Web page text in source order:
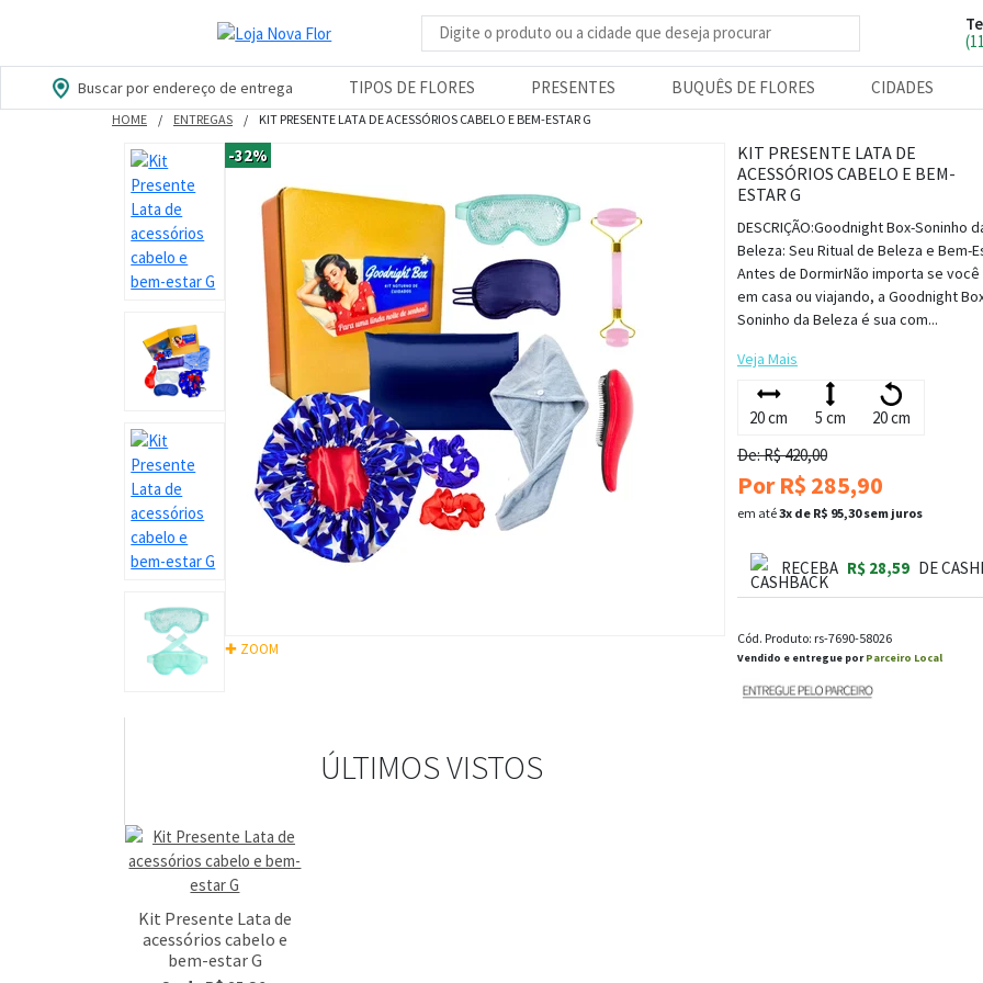
Busca de produtos
Buscar por endereço de entrega TIPOS DE FLORES PRESENTES BUQUÊS DE FLORES CIDADES
HOME ENTREGAS KIT PRESENTE LATA DE ACESSÓRIOS CABELO E BEM-ESTAR G
✚ ZOOM
-32%
KIT PRESENTE LATA DE
ACESSÓRIOS CABELO E BEM-
ESTAR G
DESCRIÇÃO:Goodnight Box-Soninho
Beleza: Seu Ritual de Beleza e Bem-
Antes de DormirNão importa se
em casa ou viajando, a Goodnight
Soninho da Beleza é sua com...
Veja Mais
20 cm 5 cm
20 cm
De: R$ 420,00
Por R$ 285,90
em até3x de R$ 95,30 sem juros
RECEBA R$ 28,59 DE
Cód. Produto: rs-7690-58026
Vendido e entregue porParceiro Local
ÚLTIMOS VISTOS
Kit Presente Lata de
acessórios cabelo e
bem-estar G